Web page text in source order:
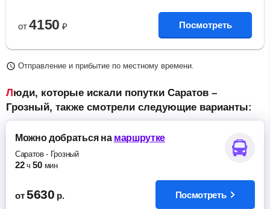
от 4150 ₽ Посмотреть
Отправление и прибытие по местному времени.
Люди, которые искали попутки Саратов –
Грозный, также смотрели следующие варианты:
Можно добратьсяна маршрутке
Саратов- Грозный
22 ч 50 мин
от 5630 р. Посмотреть